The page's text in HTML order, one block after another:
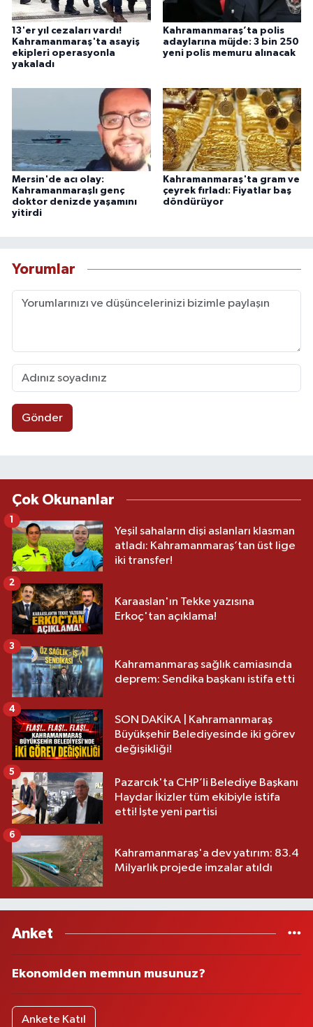
13'er yıl cezaları vardı!
Kahramanmaraş'ta asayiş
ekipleri operasyonla
yakaladı
Kahramanmaraş’ta polis
adaylarına müjde: 3 bin 250
yeni polis memuru alınacak
Mersin'de acı olay:
Kahramanmaraşlı genç
doktor denizde yaşamını
yitirdi
Kahramanmaraş'ta gram ve
çeyrek fırladı: Fiyatlar baş
döndürüyor
Yorumlar
Gönder
Çok Okunanlar
Yeşil sahaların dişi aslanları klasman
atladı: Kahramanmaraş’tan üst lige
iki transfer!
1
Karaaslan'ın Tekke yazısına
Erkoç'tan açıklama!
2
Kahramanmaraş sağlık camiasında
deprem: Sendika başkanı istifa etti
3
SON DAKİKA | Kahramanmaraş
Büyükşehir Belediyesinde iki görev
değişikliği!
4
Pazarcık'ta CHP’li Belediye Başkanı
Haydar İkizler tüm ekibiyle istifa
etti! İşte yeni partisi
5
Kahramanmaraş'a dev yatırım: 83.4
Milyarlık projede imzalar atıldı
6
Anket
Ekonomiden memnun musunuz?
Ankete Katıl